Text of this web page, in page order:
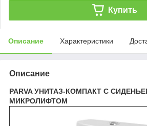
Купить
Описание Характеристики
Описание
PARVA УНИТАЗ-КОМПАКТ С
МИКРОЛИФТОМ